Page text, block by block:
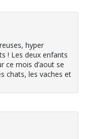
hyper
! Les deux enfants
ce mois d’aout se
chats, les vaches et